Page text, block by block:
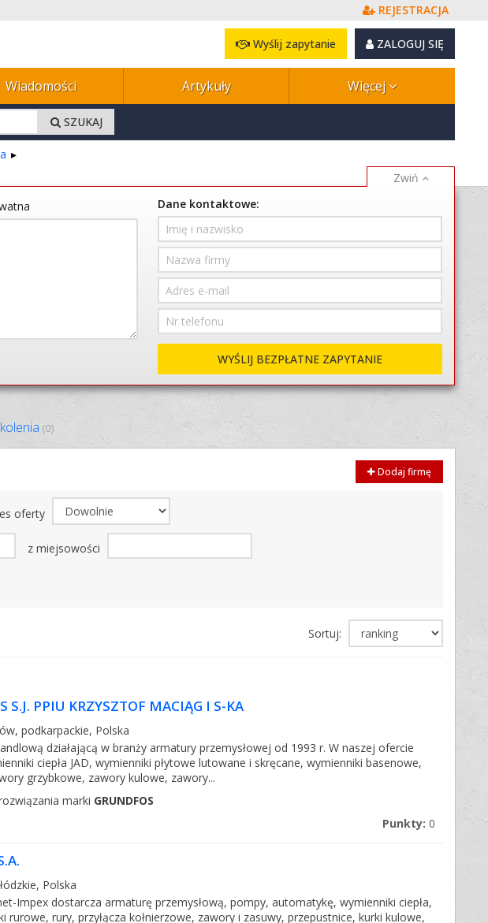
REJESTRACJA
ZALOGUJ SIĘ
Wyślij zapytanie
Wiadomości Artykuły Więcej
SZUKAJ
(0)
Dodaj firmę
oferty
z miejsowości
Sortuj:
S.J. PPIU KRZYSZTOF MACIĄG I S-KA
podkarpackie, Polska
działającą w branży armatury przemysłowej od 1993 r. W naszej ofercie
ciepła JAD, wymienniki płytowe lutowane i skręcane, wymienniki basenowe,
grzybkowe, zawory kulowe, zawory...
marki GRUNDFOS
Punkty: 0
Polska
Impex dostarcza armaturę przemysłową, pompy, automatykę, wymienniki ciepła,
rurowe, rury, przyłącza kołnierzowe, zawory i zasuwy, przepustnice, kurki kulowe,
Dane kontaktowe:
WYŚLIJ BEZPŁATNE ZAPYTANIE